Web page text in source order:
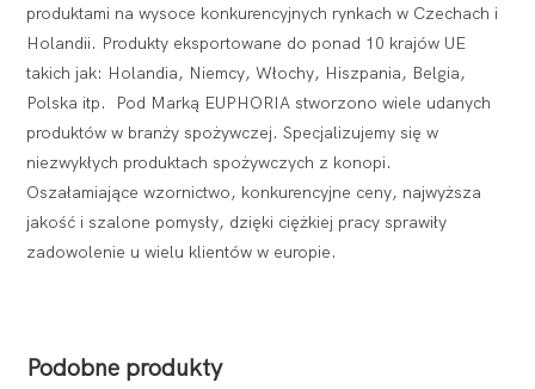
produktami na wysoce konkurencyjnych rynkach w Czechach i
Holandii. Produkty eksportowane do ponad 10 krajów UE
takich jak: Holandia, Niemcy, Włochy, Hiszpania, Belgia,
Polska itp. Pod Marką EUPHORIA stworzono wiele udanych
produktów w branży spożywczej. Specjalizujemy się w
niezwykłych produktach spożywczych z konopi.
Oszałamiające wzornictwo, konkurencyjne ceny, najwyższa
jakość i szalone pomysły, dzięki ciężkiej pracy sprawiły
zadowolenie u wielu klientów w europie.
Podobne produkty